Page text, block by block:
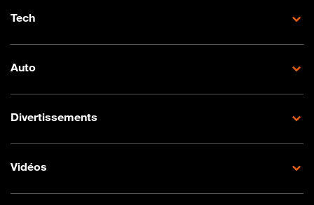
Tech
Auto
Divertissements
Vidéos